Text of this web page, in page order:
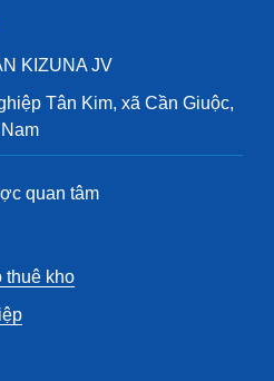
KIZUNA JV
Tân Kim, xã Cần Giuộc,
quan tâm
thuê kho